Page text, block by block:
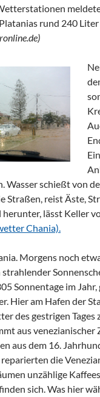
rund 240
Wasser schießt von
Straßen, reist Äste,
herunter, lässt Keller
Chania).
Morgens noch
Sonnentage im
Hier am Hafen der
des gestrigen Tages
aus venezianischer
aus dem 16.
die
unzählige
sich. Was hier